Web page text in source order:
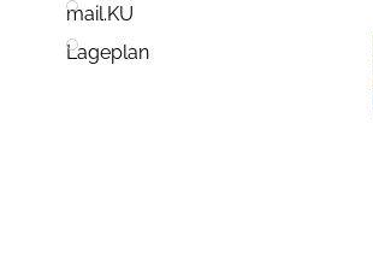
mail.KU
Lageplan